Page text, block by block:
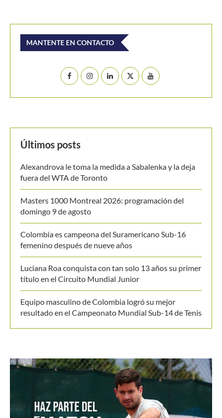
MANTENTE EN CONTACTO
Últimos posts
Alexandrova le toma la medida a Sabalenka y la deja
fuera del WTA de Toronto
Masters 1000 Montreal 2026: programación del
domingo 9 de agosto
Colombia es campeona del Suramericano Sub-16
femenino después de nueve años
Luciana Roa conquista con tan solo 13 años su primer
título en el Circuito Mundial Junior
Equipo masculino de Colombia logró su mejor
resultado en el Campeonato Mundial Sub-14 de Tenis